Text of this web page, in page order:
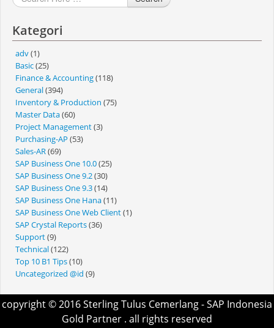
Kategori
adv(1)
Basic(25)
Finance & Accounting(118)
General(394)
Inventory & Production (75)
Master Data(60)
Project Management(3)
Purchasing-AP (53)
Sales-AR(69)
SAP Business One 10.0(25)
SAP Business One 9.2(30)
SAP Business One 9.3(14)
SAP Business One Hana(11)
SAP Business One Web Client(1)
SAP Crystal Reports(36)
Support(9)
Technical(122)
Top 10 B1 Tips(10)
Uncategorized @id (9)
copyright © 2016Sterling Tulus Cemerlang- SAP Indonesia
Gold Partner . all rights reserved